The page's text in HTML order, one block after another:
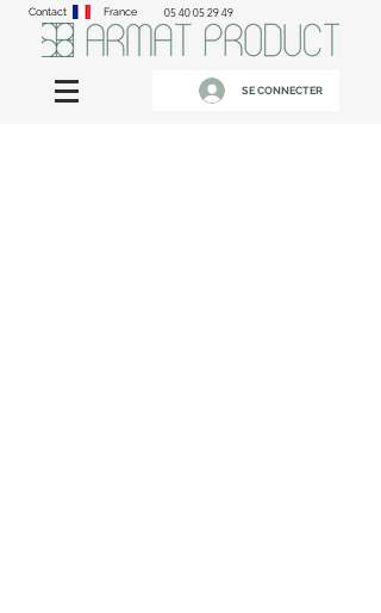
Contact France 05 40 05 29 49
SE CONNECTER